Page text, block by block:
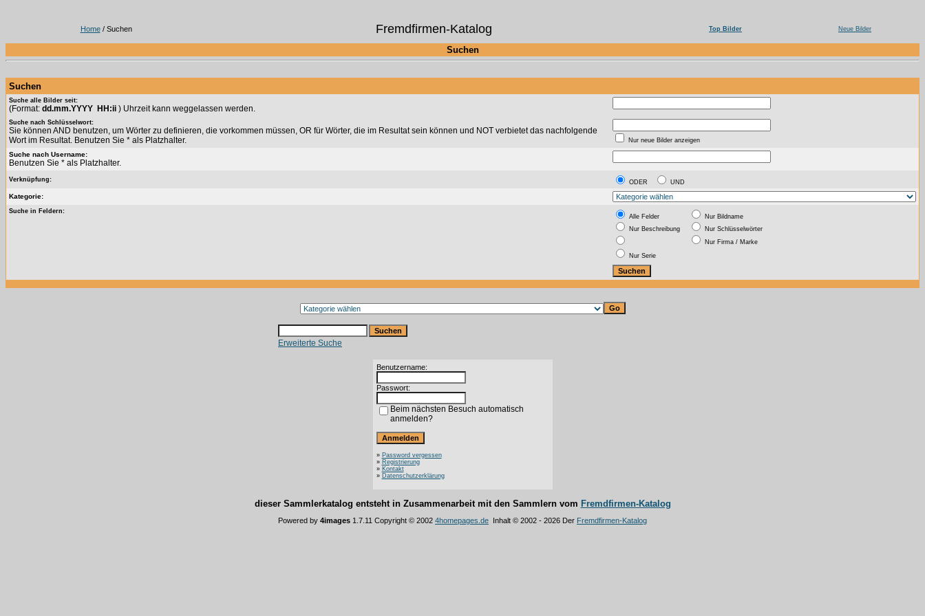
Home/ Suchen Fremdfirmen-Katalog Top Bilder Neue Bilder
Suchen
Suchen
Suche alle Bilder seit:
(Format: dd.mm.YYYY HH:ii ) Uhrzeit kann weggelassen werden.
Suche nach Schlüsselwort:
Sie können AND benutzen, um Wörter zu definieren, die vorkommen müssen, OR für Wörter, die im Resultat sein können und NOT verbietet das nachfolgende
Wort im Resultat. Benutzen Sie * als Platzhalter.
Nur neue Bilder anzeigen
Suche nach Username:
Benutzen Sie * als Platzhalter.
Verknüpfung: ODER UND
Kategorie:
Suche in Feldern:
Alle Felder
Nur Bildname
Nur Beschreibung
Nur Schlüsselwörter
Nur Firma / Marke
Nur Serie
Erweiterte Suche
Benutzername:
Passwort:
Beim nächsten Besuch automatisch
anmelden?
» Password vergessen
» Registrierung
» Kontakt
» Datenschutzerklärung
dieser Sammlerkatalog entsteht in Zusammenarbeit mit den Sammlern vom Fremdfirmen-Katalog
Powered by 4images 1.7.11 Copyright © 2002 4homepages.de Inhalt © 2002 - 2026 Der Fremdfirmen-Katalog